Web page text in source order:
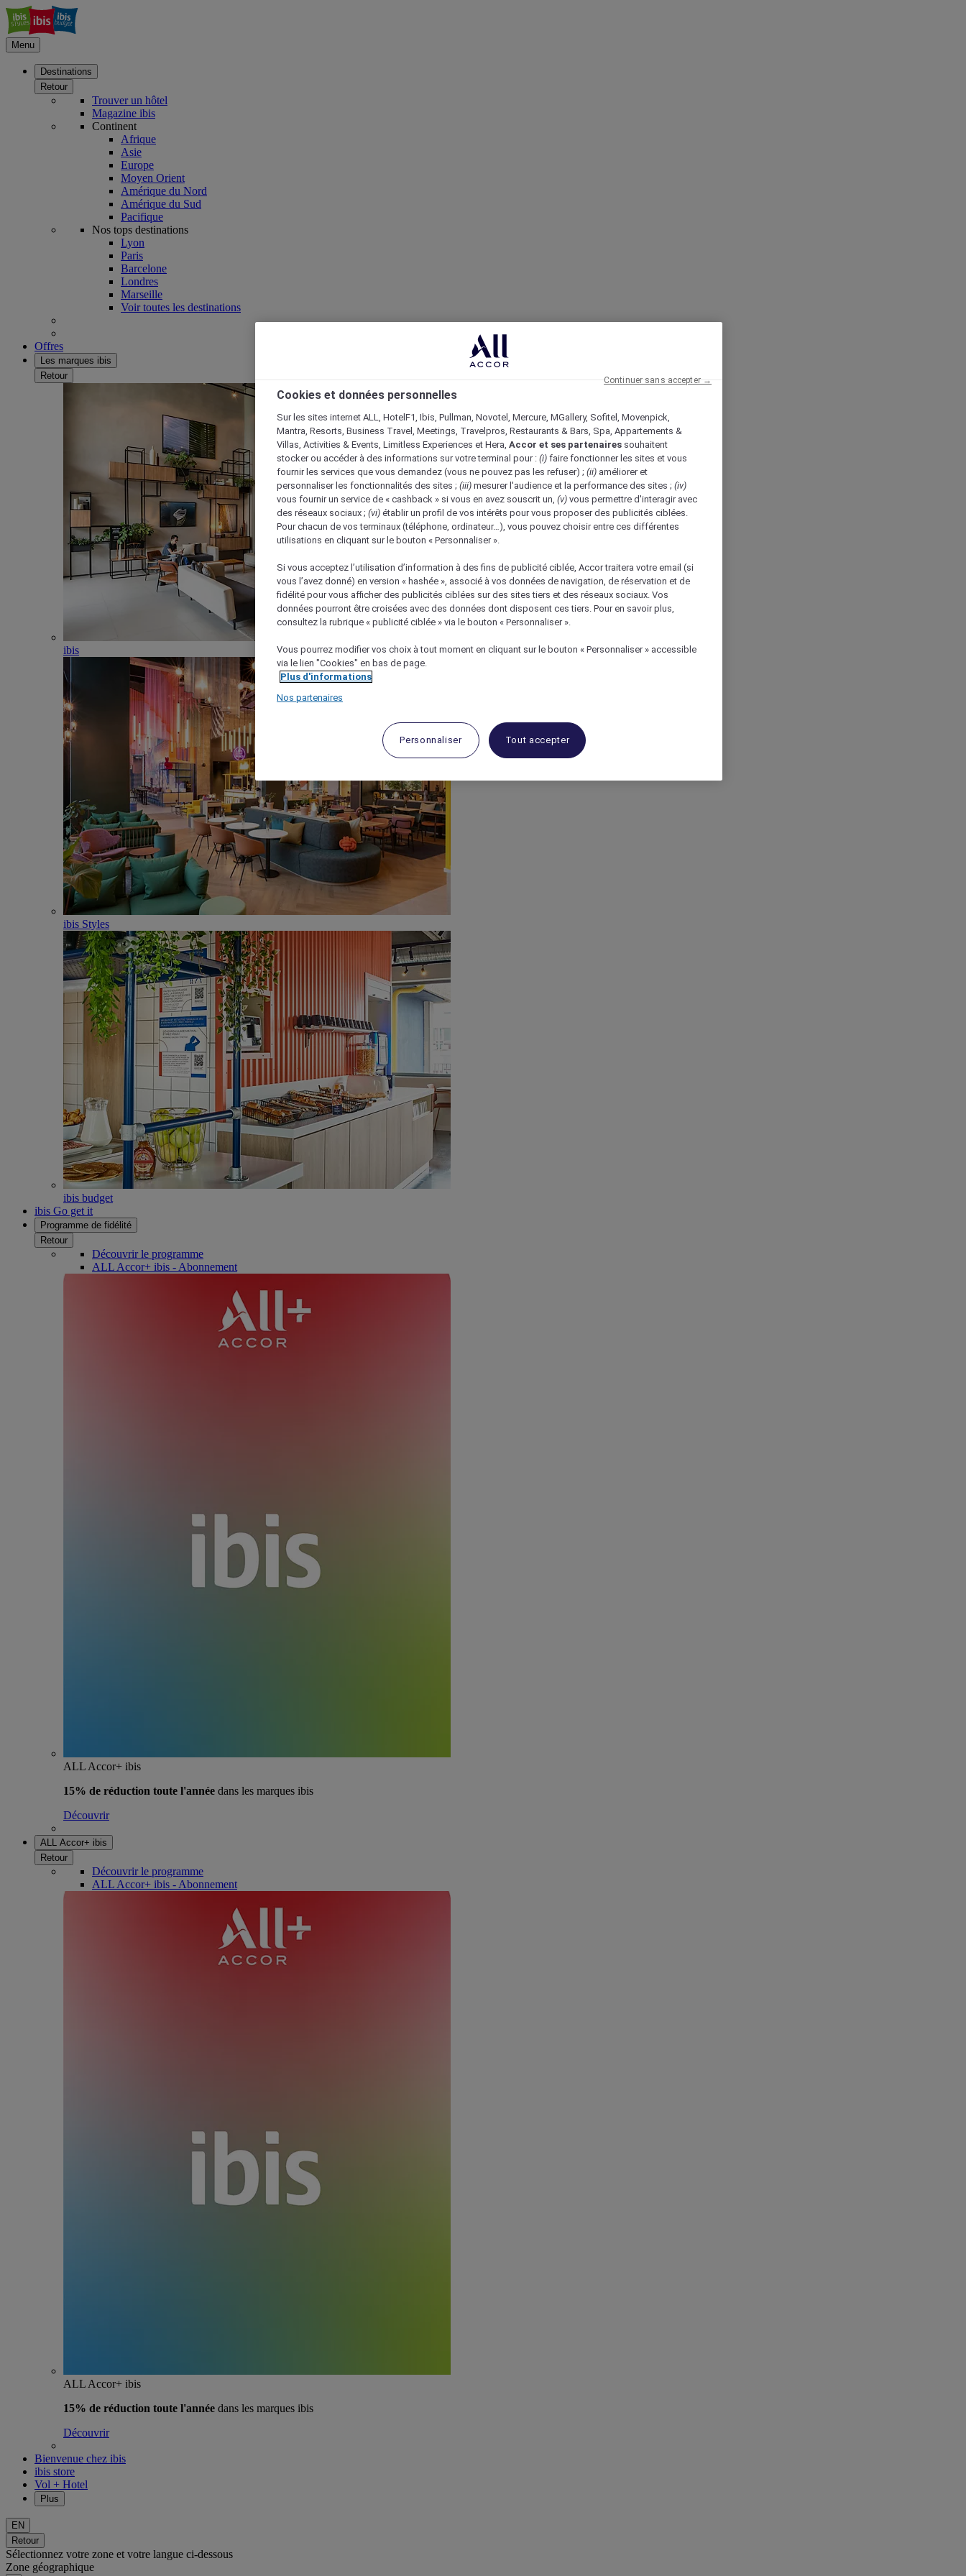
Menu
Destinations
Retour
Trouver un hôtel
Magazine ibis
Continent
Afrique
Asie
Europe
Moyen Orient
Amérique du Nord
Amérique du Sud
Pacifique
Nos tops destinations
Lyon
Paris
Barcelone
Londres
Marseille
Voir toutes les destinations
Offres
Les marques ibis
Retour
ibis
ibis Styles
ibis budget
ibis Go get it
Programme de fidélité
Retour
Découvrir le programme
ALL Accor+ ibis - Abonnement
ALL Accor+ ibis
15% de réduction toute l'année dans les marques ibis
Découvrir
ALL Accor+ ibis
Retour
Découvrir le programme
ALL Accor+ ibis - Abonnement
ALL Accor+ ibis
15% de réduction toute l'année dans les marques ibis
Découvrir
Bienvenue chez ibis
ibis store
Vol + Hotel
Plus
EN
Retour
Sélectionnez votre zone et votre langue ci-dessous
Zone géographique
Cookies et données personnelles
Sur les sites internet ALL, HotelF1, Ibis, Pullman, Novotel, Mercure, MGallery, Sofitel, Movenpick,
Mantra, Resorts, Business Travel, Meetings, Travelpros, Restaurants & Bars, Spa, Appartements &
Villas, Activities & Events, Limitless Experiences et Hera, Accor et ses partenaires souhaitent
stocker ou accéder à des informations sur votre terminal pour : (i) faire fonctionner les sites et vous
fournir les services que vous demandez (vous ne pouvez pas les refuser) ; (ii) améliorer et
personnaliser les fonctionnalités des sites ; (iii) mesurer l'audience et la performance des sites ; (iv)
vous fournir un service de « cashback » si vous en avez souscrit un, (v) vous permettre d'interagir avec
des réseaux sociaux ; (vi) établir un profil de vos intérêts pour vous proposer des publicités ciblées.
Pour chacun de vos terminaux (téléphone, ordinateur…), vous pouvez choisir entre ces différentes
utilisations en cliquant sur le bouton « Personnaliser ».
Si vous acceptez l’utilisation d’information à des fins de publicité ciblée, Accor traitera votre email (si
vous l’avez donné) en version « hashée », associé à vos données de navigation, de réservation et de
fidélité pour vous afficher des publicités ciblées sur des sites tiers et des réseaux sociaux. Vos
données pourront être croisées avec des données dont disposent ces tiers. Pour en savoir plus,
consultez la rubrique « publicité ciblée » via le bouton « Personnaliser ».
Vous pourrez modifier vos choix à tout moment en cliquant sur le bouton « Personnaliser » accessible
via le lien "Cookies" en bas de page.
Plus d'informations
Nos partenaires
Personnaliser Tout accepter
Continuer sans accepter →